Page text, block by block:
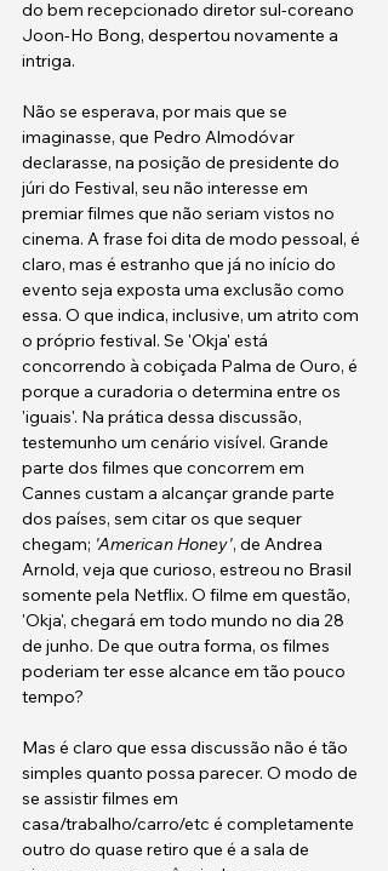
do bem recepcionado diretor sul-coreano
Joon-Ho Bong, despertou novamente a
intriga.
Não se esperava, por mais que se
imaginasse, que Pedro Almodóvar
declarasse, na posição de presidente do
júri do Festival, seu não interesse em
premiar filmes que não seriam vistos no
cinema. A frase foi dita de modo pessoal, é
claro, mas é estranho que já no início do
evento seja exposta uma exclusão como
essa. O que indica, inclusive, um atrito com
o próprio festival. Se 'Okja' está
concorrendo à cobiçada Palma de Ouro, é
porque a curadoria o determina entre os
'iguais'. Na prática dessa discussão,
testemunho um cenário visível. Grande
parte dos filmes que concorrem em
Cannes custam a alcançar grande parte
dos países, sem citar os que sequer
chegam; 'American Honey', de Andrea
Arnold, veja que curioso, estreou no Brasil
somente pela Netflix. O filme em questão,
'Okja', chegará em todo mundo no dia 28
de junho. De que outra forma, os filmes
poderiam ter esse alcance em tão pouco
tempo?
Mas é claro que essa discussão não é tão
simples quanto possa parecer. O modo de
se assistir filmes em
casa/trabalho/carro/etc é completamente
outro do quase retiro que é a sala de